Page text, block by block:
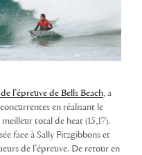
l’épreuve de Bells Beach, a
en réalisant le
total de heat (15,17).
face à Sally Fitzgibbons et
de l’épreuve. De retour en